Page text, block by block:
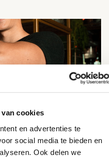
cookies
en advertenties te
social media te bieden en
Ook delen we